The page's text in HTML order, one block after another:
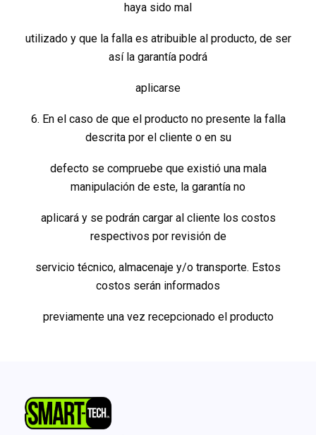
haya sido mal
utilizado y que la falla es atribuible al producto, de ser
así la garantía podrá
aplicarse
6. En el caso de que el producto no presente la falla
descrita por el cliente o en su
defecto se compruebe que existió una mala
manipulación de este, la garantía no
aplicará y se podrán cargar al cliente los costos
respectivos por revisión de
servicio técnico, almacenaje y/o transporte. Estos
costos serán informados
previamente una vez recepcionado el producto